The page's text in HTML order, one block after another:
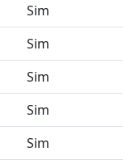
Sim
Sim
Sim
Sim
Sim